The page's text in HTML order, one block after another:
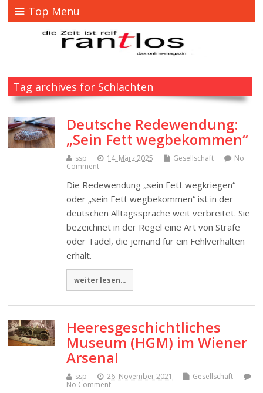
Top Menu
Tag archives for Schlachten
Deutsche Redewendung:
„Sein Fett wegbekommen“
ssp 14. März 2025 Gesellschaft
No
Comment
Die Redewendung „sein Fett wegkriegen“
oder „sein Fett wegbekommen“ ist in der
deutschen Alltagssprache weit verbreitet. Sie
bezeichnet in der Regel eine Art von Strafe
oder Tadel, die jemand für ein Fehlverhalten
erhält.
weiter lesen...
Heeresgeschichtliches
Museum (HGM) im Wiener
Arsenal
ssp 26. November 2021
Gesellschaft
No Comment